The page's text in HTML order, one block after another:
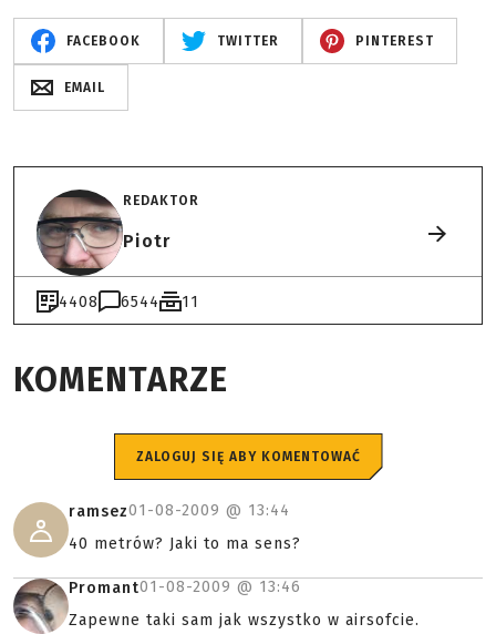
FACEBOOK TWITTER PINTEREST
EMAIL
REDAKTOR
Piotr
4408 6544 11
KOMENTARZE
ZALOGUJ SIĘ ABY KOMENTOWAĆ
ramsez01-08-2009 @ 13:44
40 metrów? Jaki to ma sens?
Promant01-08-2009 @ 13:46
Zapewne taki sam jak wszystko w airsofcie.